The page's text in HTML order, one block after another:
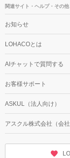
関連サイト・ヘルプ・その他
お知らせ
LOHACOとは
AIチャットで質問する
お客様サポート
ASKUL（法人向け）
アスクル株式会社（会社